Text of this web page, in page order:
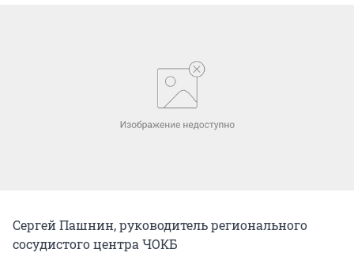
Сергей Пашнин, руководитель регионального
сосудистого центра ЧОКБ